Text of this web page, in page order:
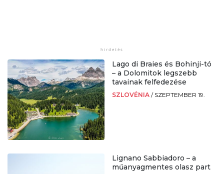
Lago di Braies és Bohinji-tó
– a Dolomitok legszebb
tavainak felfedezése
SZLOVÉNIA / SZEPTEMBER 19.
Lignano Sabbiadoro – a
műanyagmentes olasz part